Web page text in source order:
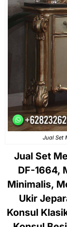
Jual Set
Jual Set
DF-1664,
Minimalis,
Ukir
Konsul